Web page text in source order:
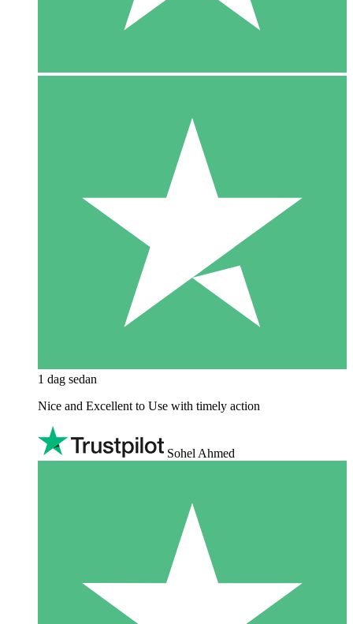
1 dag sedan
Nice and Excellent to Use with timely action
Sohel Ahmed